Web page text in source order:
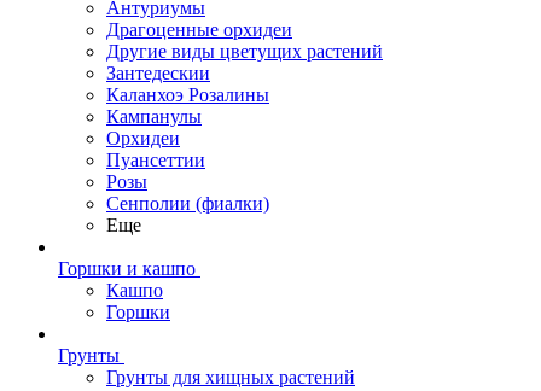
Антуриумы
Драгоценные орхидеи
Другие виды цветущих растений
Зантедескии
Каланхоэ Розалины
Кампанулы
Орхидеи
Пуансеттии
Розы
Сенполии (фиалки)
Еще
Горшки и кашпо
Кашпо
Горшки
Грунты
Грунты для хищных растений